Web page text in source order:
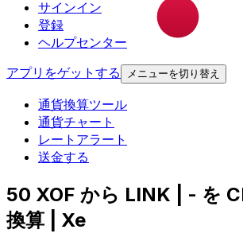
サインイン
登録
ヘルプセンター
アプリをゲットする
メニューを切り替え
通貨換算ツール
通貨チャート
レートアラート
送金する
50 XOF から LINK | - を
換算 | Xe